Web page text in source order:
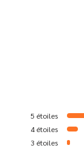
5 étoiles
4étoiles
3 étoiles